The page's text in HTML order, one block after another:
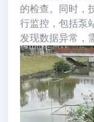
的检查。同时，
行监控，包括泵
发现数据异常，